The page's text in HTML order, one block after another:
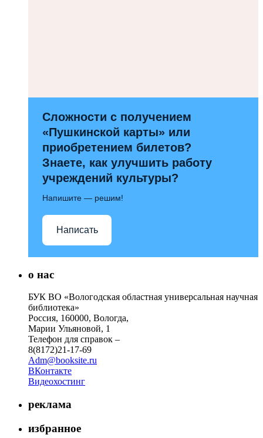
Сложности с получением
«Пушкинской карты» или
приобретением билетов?
Знаете, как улучшить работу
учреждений культуры?
Напишите — решим!
Написать
о нас
БУК ВО «Вологодская областная универсальная научная
библиотека»
Россия, 160000, Вологда,
Марии Ульяновой, 1
Телефон для справок –
8(8172)21-17-69
Adm@booksite.ru
ВКонтакте
Видеохостинг
реклама
избранное